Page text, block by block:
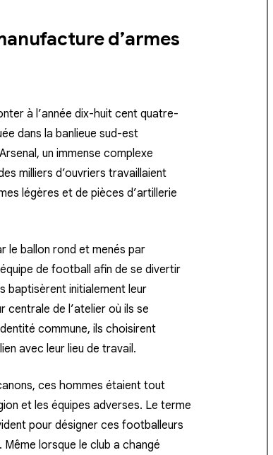
d’armes
à l’année dix-huit cent quatre-
dans la banlieue sud-est
un immense complexe
milliers d’ouvriers travaillaient
légères et de pièces d’artillerie
le ballon rond et menés par
de football afin de se divertir
baptisèrent initialement leur
de l’atelier où ils se
commune, ils choisirent
avec leur lieu de travail.
ces hommes étaient tout
et les équipes adverses. Le terme
pour désigner ces footballeurs
lorsque le club a changé